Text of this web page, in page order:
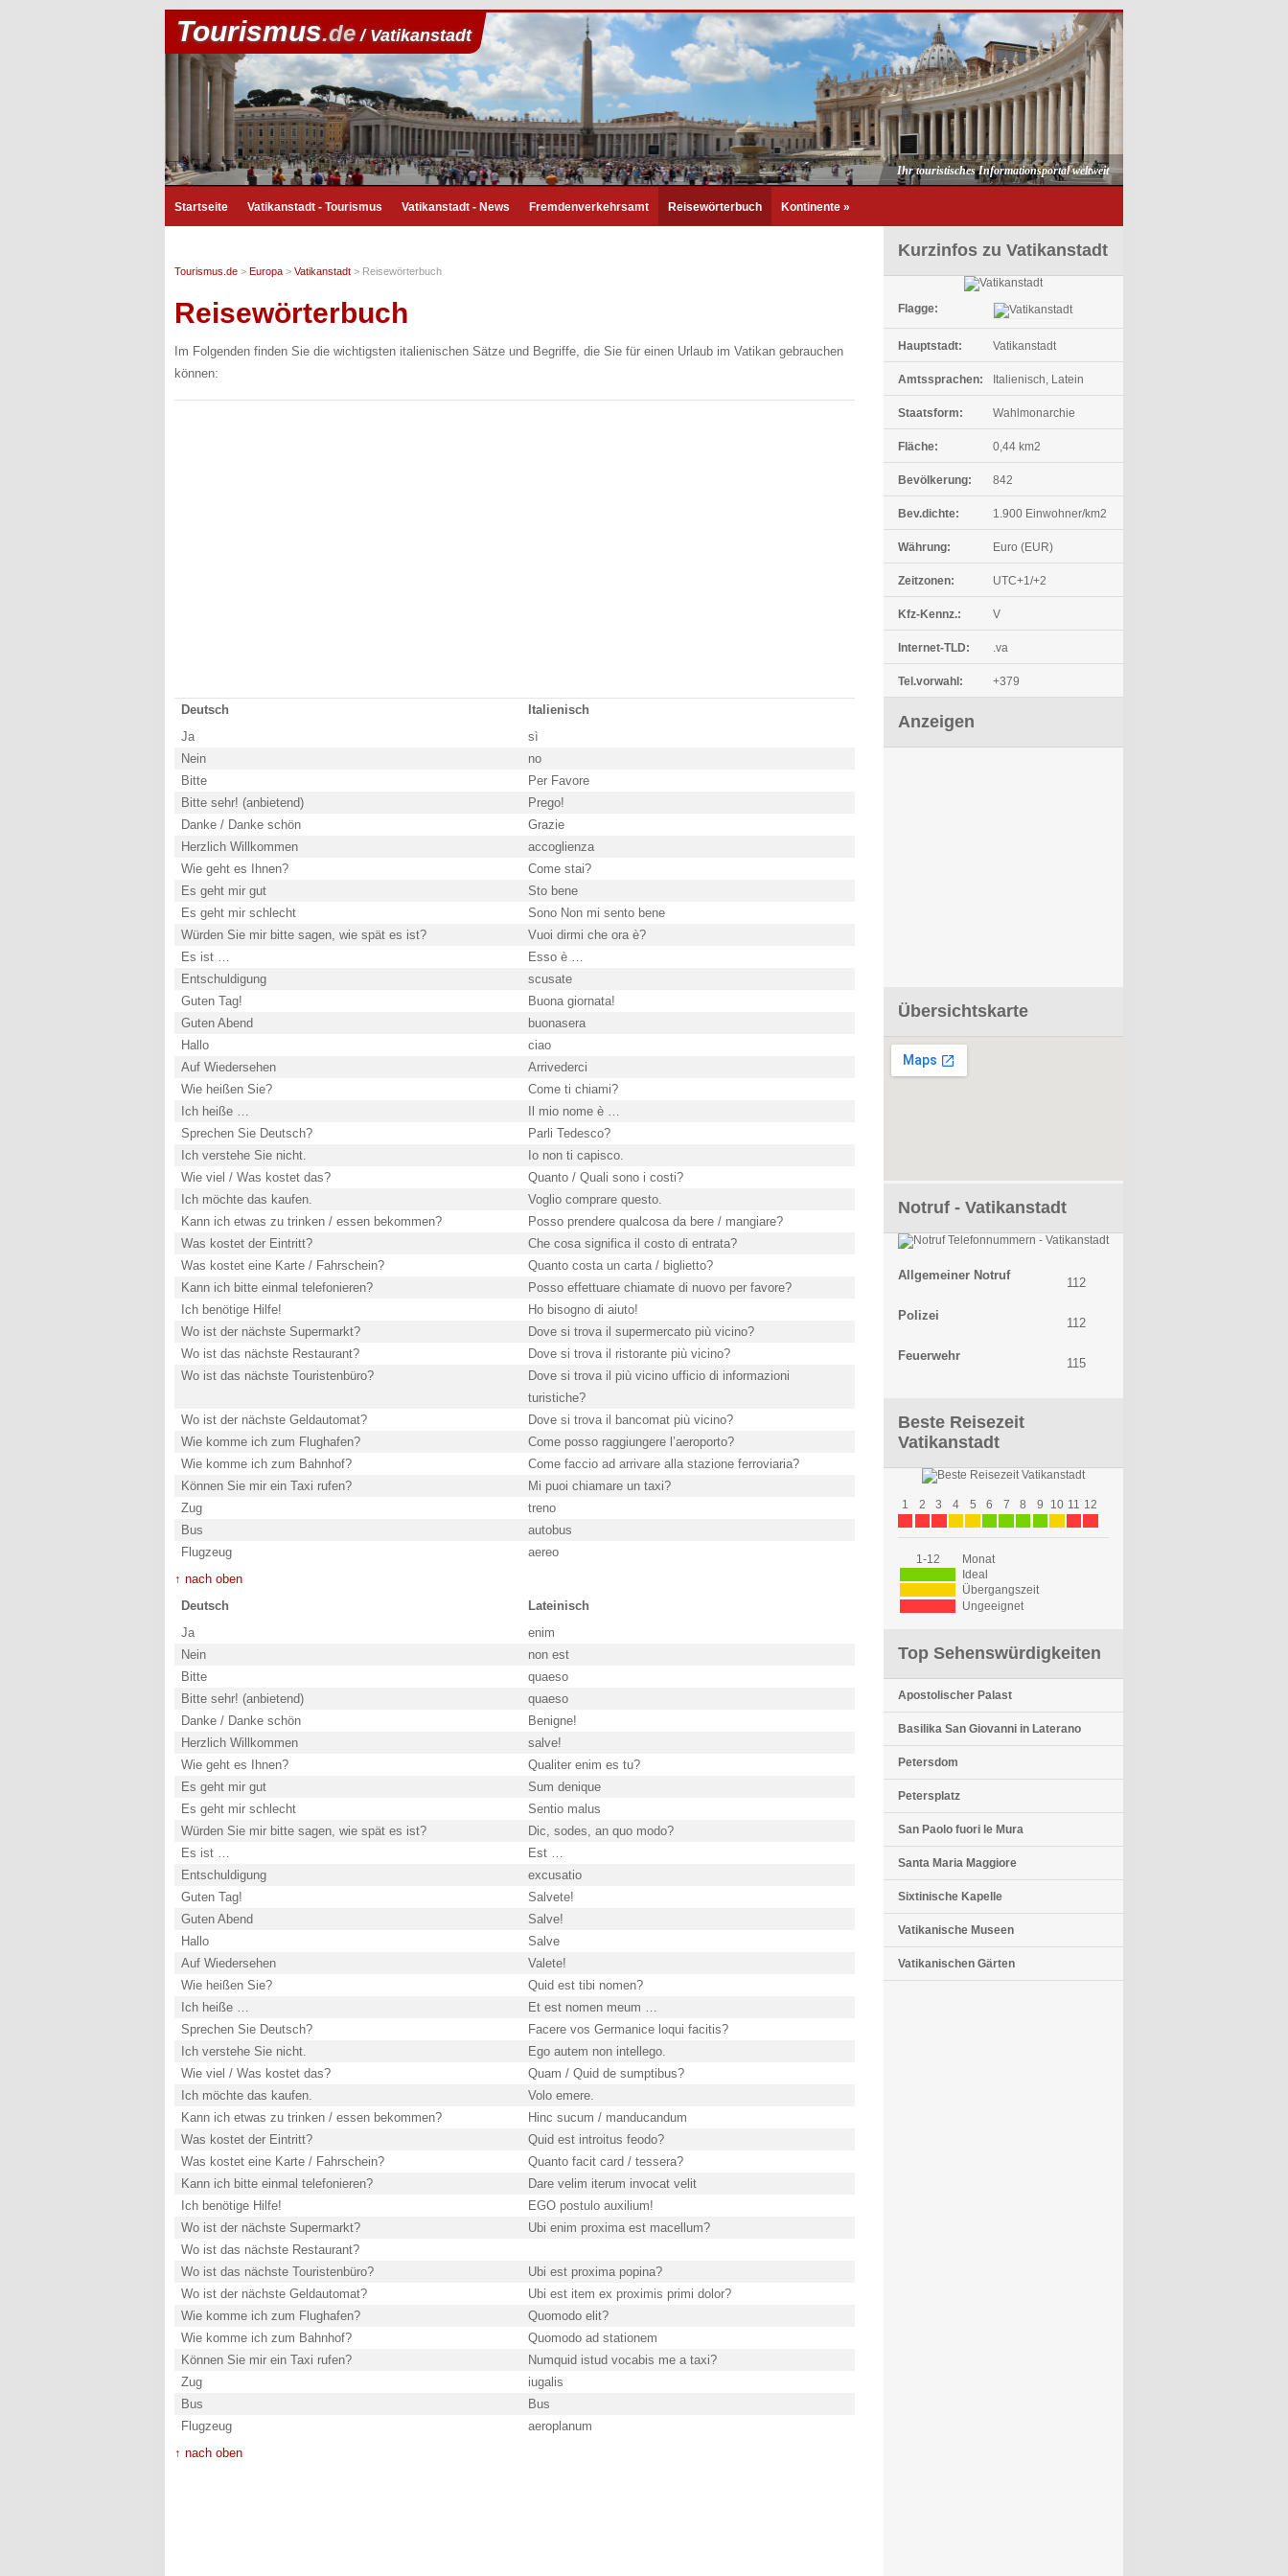
Tourismus.de/ Vatikanstadt
Ihr touristisches Informationsportal weltweit
Startseite Vatikanstadt - Tourismus Vatikanstadt - News Fremdenverkehrsamt Reisewörterbuch Kontinente »
Tourismus.de > Europa > Vatikanstadt > Reisewörterbuch
Reisewörterbuch
Im Folgenden finden Sie die wichtigsten italienischen Sätze und Begriffe, die Sie für einen Urlaub im Vatikan gebrauchen
können:
Deutsch
Italienisch
Ja
sì
Nein
no
Bitte
Per Favore
Bitte sehr! (anbietend)
Prego!
Danke / Danke schön
Grazie
Herzlich Willkommen
accoglienza
Wie geht es Ihnen?
Come stai?
Es geht mir gut
Sto bene
Es geht mir schlecht
Sono Non mi sento bene
Würden Sie mir bitte sagen, wie spät es ist?
Vuoi dirmi che ora è?
Es ist …
Esso è …
Entschuldigung
scusate
Guten Tag!
Buona giornata!
Guten Abend
buonasera
Hallo
ciao
Auf Wiedersehen
Arrivederci
Wie heißen Sie?
Come ti chiami?
Ich heiße …
Il mio nome è …
Sprechen Sie Deutsch?
Parli Tedesco?
Ich verstehe Sie nicht.
Io non ti capisco.
Wie viel / Was kostet das?
Quanto / Quali sono i costi?
Ich möchte das kaufen.
Voglio comprare questo.
Kann ich etwas zu trinken / essen bekommen?
Posso prendere qualcosa da bere / mangiare?
Was kostet der Eintritt?
Che cosa significa il costo di entrata?
Was kostet eine Karte / Fahrschein?
Quanto costa un carta / biglietto?
Kann ich bitte einmal telefonieren?
Posso effettuare chiamate di nuovo per favore?
Ich benötige Hilfe!
Ho bisogno di aiuto!
Wo ist der nächste Supermarkt?
Dove si trova il supermercato più vicino?
Wo ist das nächste Restaurant?
Dove si trova il ristorante più vicino?
Wo ist das nächste Touristenbüro?
Dove si trova il più vicino ufficio di informazioni
turistiche?
Wo ist der nächste Geldautomat?
Dove si trova il bancomat più vicino?
Wie komme ich zum Flughafen?
Come posso raggiungere l’aeroporto?
Wie komme ich zum Bahnhof?
Come faccio ad arrivare alla stazione ferroviaria?
Können Sie mir ein Taxi rufen?
Mi puoi chiamare un taxi?
Zug
treno
Bus
autobus
Flugzeug
aereo
↑ nach oben
Deutsch
Lateinisch
Ja
enim
Nein
non est
Bitte
quaeso
Bitte sehr! (anbietend)
quaeso
Danke / Danke schön
Benigne!
Herzlich Willkommen
salve!
Wie geht es Ihnen?
Qualiter enim es tu?
Es geht mir gut
Sum denique
Es geht mir schlecht
Sentio malus
Würden Sie mir bitte sagen, wie spät es ist?
Dic, sodes, an quo modo?
Es ist …
Est …
Entschuldigung
excusatio
Guten Tag!
Salvete!
Guten Abend
Salve!
Hallo
Salve
Auf Wiedersehen
Valete!
Wie heißen Sie?
Quid est tibi nomen?
Ich heiße …
Et est nomen meum …
Sprechen Sie Deutsch?
Facere vos Germanice loqui facitis?
Ich verstehe Sie nicht.
Ego autem non intellego.
Wie viel / Was kostet das?
Quam / Quid de sumptibus?
Ich möchte das kaufen.
Volo emere.
Kann ich etwas zu trinken / essen bekommen?
Hinc sucum / manducandum
Was kostet der Eintritt?
Quid est introitus feodo?
Was kostet eine Karte / Fahrschein?
Quanto facit card / tessera?
Kann ich bitte einmal telefonieren?
Dare velim iterum invocat velit
Ich benötige Hilfe!
EGO postulo auxilium!
Wo ist der nächste Supermarkt?
Ubi enim proxima est macellum?
Wo ist das nächste Restaurant?
Wo ist das nächste Touristenbüro?
Ubi est proxima popina?
Wo ist der nächste Geldautomat?
Ubi est item ex proximis primi dolor?
Wie komme ich zum Flughafen?
Quomodo elit?
Wie komme ich zum Bahnhof?
Quomodo ad stationem
Können Sie mir ein Taxi rufen?
Numquid istud vocabis me a taxi?
Zug
iugalis
Bus
Bus
Flugzeug
aeroplanum
↑ nach oben
Kurzinfos zu Vatikanstadt
Flagge:
Hauptstadt: Vatikanstadt
Amtssprachen: Italienisch, Latein
Staatsform: Wahlmonarchie
Fläche: 0,44 km2
Bevölkerung: 842
Bev.dichte: 1.900 Einwohner/km2
Währung: Euro (EUR)
Zeitzonen: UTC+1/+2
Kfz-Kennz.: V
Internet-TLD: .va
Tel.vorwahl: +379
Anzeigen
Übersichtskarte
Notruf - Vatikanstadt
Allgemeiner Notruf
112
Polizei
112
Feuerwehr
115
Beste Reisezeit
Vatikanstadt
1 2 3 4 5 6 7 8 9 10 11 12
1-12
Monat
Ideal
Übergangszeit
Ungeeignet
Top Sehenswürdigkeiten
Apostolischer Palast
Basilika San Giovanni in Laterano
Petersdom
Petersplatz
San Paolo fuori le Mura
Santa Maria Maggiore
Sixtinische Kapelle
Vatikanische Museen
Vatikanischen Gärten